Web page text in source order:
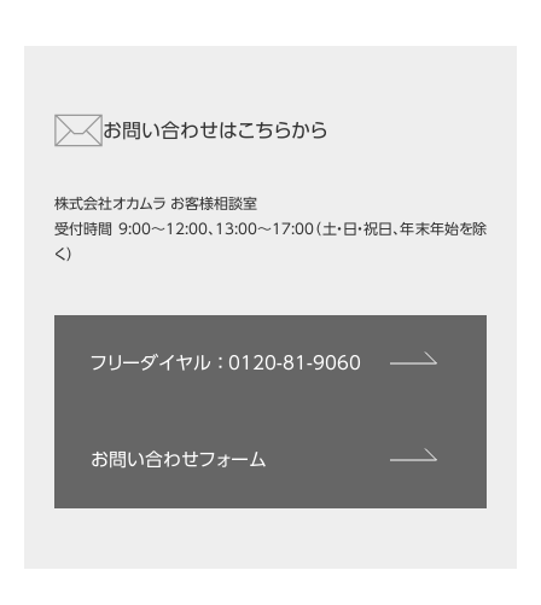
お問い合わせはこちらから
株式会社オカムラ お客様相談室
受付時間 9:00～12:00、13:00～17:00（土・日・祝日、年末年始を除
く）
フリーダイヤル ： 0120-81-9060
お問い合わせフォーム